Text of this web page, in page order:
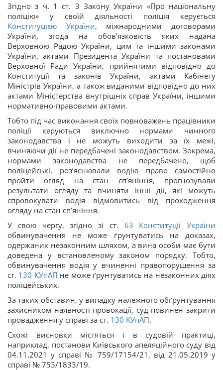
Згідно з ч. 1 ст. 3 Закону України «Про національну
поліцію» у своїй діяльності поліція керується
Конституцією України, міжнародними договорами
України, згода на обов’язковість яких надана
Верховною Радою України, цим та іншими законами
України, актами Президента України та постановами
Верховної Ради України, прийнятими відповідно до
Конституції та законів України, актами Кабінету
Міністрів України, а також виданими відповідно до них
актами Міністерства внутрішніх справ України, іншими
нормативно-правовими актами.
Тобто під час виконання своїх повноважень працівники
поліції керуються виключно нормами чинного
законодавства і не можуть виходити за їх межі,
вчиняючи дії не передбачені законодавством. Зокрема,
нормами законодавства не передбачено, щоб
поліцейські, роз’яснювали водію право самостійно
пройти огляд на стан сп’яніння, прогнозували
результати огляду та вчиняти інші дії, які можуть
спровокувати водія відмовитись від проходження
огляду на стан сп’яніння.
У свою чергу, згідно зі ст. 63 Конституції України
обвинувачення не може ґрунтуватись на доказах,
одержаних незаконним шляхом, а вина особи має бути
доведена у встановленому законом порядку. Тобто,
обвинувачення водія у вчиненні правопорушення за
ст. 130 КУпАП не може ґрунтуватись на незаконних діях
поліцейських.
За таких обставин, у випадку належного обґрунтування
захисником наявності провокації, суд повинен закрити
провадження у справі за ст. 130 КУпАП.
Схожі висновки містяться і в судовій практиці,
наприклад, постанови Київського апеляційного суду від
04.11.2021 у справі № 759/17154/21, від 21.05.2019 у
справі № 753/1833/19.